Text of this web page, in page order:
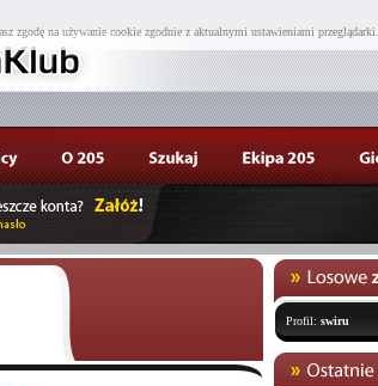
zgodę na używanie cookie zgodnie z aktualnymi ustawieniami przeglądarki.
Profil: swiru